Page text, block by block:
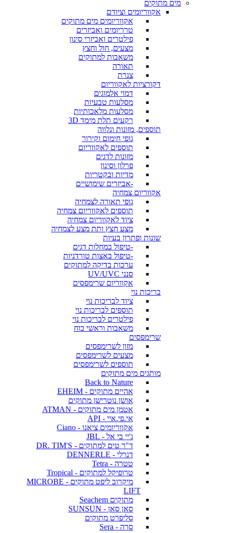
מים מתוקים
אקווריומים וציודם
אקווריומים מים מתוקים
טרריומים ואביזרים
פילטרים ואביזרי סינון
מצעים, חול וחצץ
משאבות למתוקים
תאורה
צנרת
דקורציות לאקווריום
דמוי אלמוגים
מסלעות טבעיות
מסלעות מלאכותיות
רקעים תלת מימד 3D
תוספים, מזונות ונלווה
גופי חימום וקירור
תוספים לאקווריום
מזונות לדגים
פרלון וסינון
מדיות ובקטריות
-אביזרים שימושיים
אקווריום צמחיה
גופי תאורה לצמחיה
תוספים לאקווריום צמחיה
ציוד לאקווריום צמחיה
מצע חצץ ותת מצע לצמחיה
שונות ופתרון בעיות
-טיפול במחלות דגים
-טיפול באצות טורדניות
ערכות בדיקה למתוקים
סנני UV/UVC
אקווריום שרימפסים
בריכות נוי
ציוד לבריכות נוי
תוספים לבריכות נוי
פילטרים לבריכות נוי
משאבות וראשי כוח
שרימפסים
מזון לשרימפסים
מצעים לשרימפסים
תוספים לשרימפסים
מותגים מים מתוקים
Back to Nature
אהיים מתוקים - EHEIM
אושן נוטרישן מתוקים
אטמן מים מתוקים - ATMAN
אי.פי.איי - API
אקווריומים ציאנו - Ciano
ג'יי בי אל - JBL
ד"ר טים למתוקים - DR. TIM'S
דנרלי - DENNERLE
טטרה - Tetra
טרופיקל למתוקים - Tropical
מיקרוב ליפט מתוקים - MICROBE
LIFT
מתוקים Seachem
סאן סאן - SUNSUN
סליפרט מתוקים
סרה - Sera